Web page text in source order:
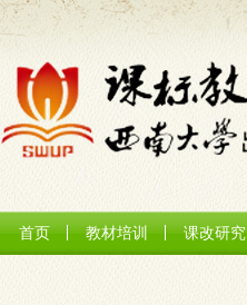
首页 教材培训 课改研究